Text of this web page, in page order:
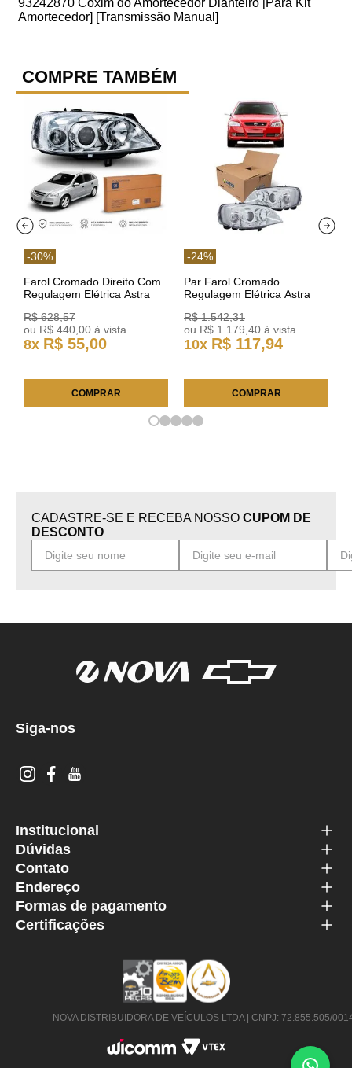
Amortecedor] [Transmissão Manual]
COMPRE TAMBÉM
-30%
Farol Cromado Direito Com
Regulagem Elétrica Astra
R$ 628,57
ou R$ 440 00 à vista
8x R$ 55,00
COMPRAR
-24%
Par Farol Cromado
Regulagem Elétrica Astra
R$ 1.542,31
ou R$ 1 179 40 à vista
10x R$ 117,94
COMPRAR
CADASTRE-SE E RECEBA NOSSO CUPOM DE
DESCONTO
Siga-nos
Institucional
Dúvidas
Contato
Endereço
Formas de pagamento
Certificações
NOVA DISTRIBUIDORA DE VEÍCULOS LTDA | CNPJ: 72.855.505/